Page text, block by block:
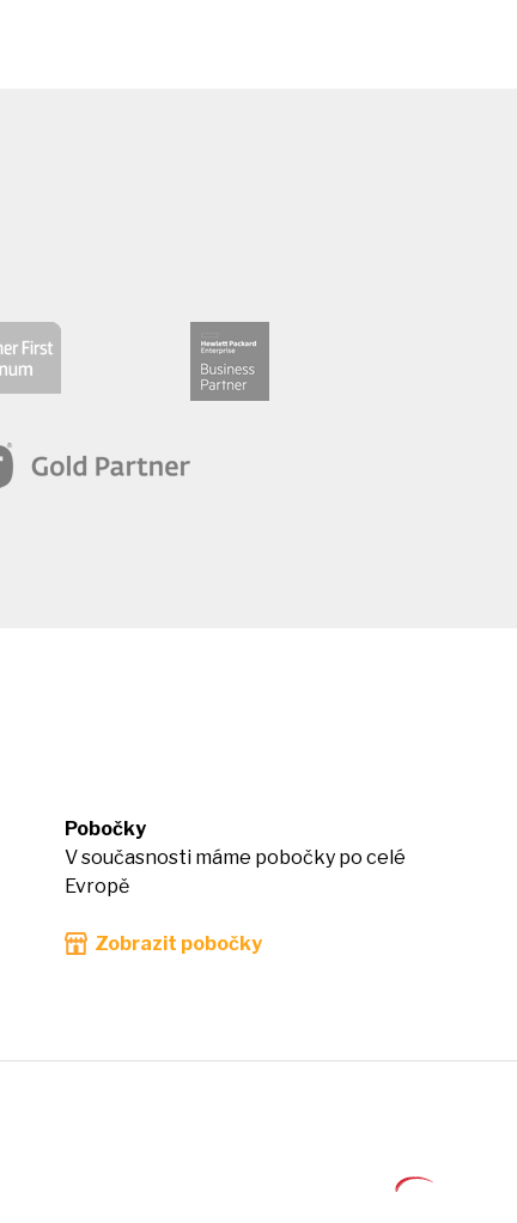
Pobočky
V současnosti máme pobočky po celé
Evropě
Zobrazit pobočky